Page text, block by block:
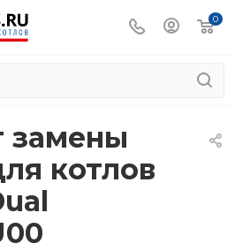
0
замены
котлов